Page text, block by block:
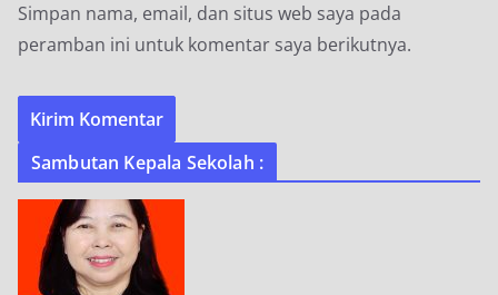
Simpan nama, email, dan situs web saya pada
peramban ini untuk komentar saya berikutnya.
Sambutan Kepala Sekolah :